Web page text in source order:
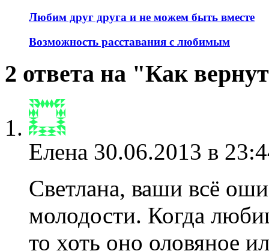
Любим друг друга и не можем быть вместе
Возможность расставания с любимым
2 ответа на "Как
Елена 30.06.2013 в
Светлана, ваши всё
молодости. Когда
то хоть оно оловяное